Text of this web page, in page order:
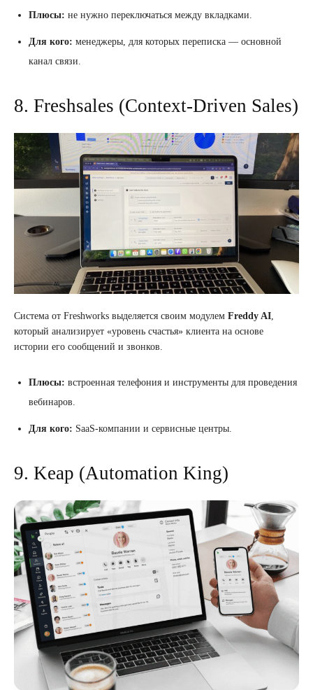
Плюсы: не нужно переключаться между вкладками.
Для кого: менеджеры, для которых переписка — основной
канал связи.
8. Freshsales (Context-Driven Sales)
Система от Freshworks выделяется своим модулем Freddy AI
который анализирует «уровень счастья» клиента на основе
истории его сообщений и звонков.
Плюсы: встроенная телефония и инструменты для проведения
вебинаров.
Для кого: SaaS-компании и сервисные центры.
9. Keap (Automation King)